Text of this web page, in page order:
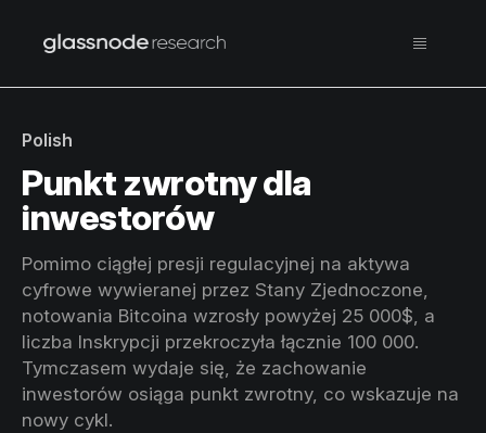
Polish
Punkt zwrotny dla
inwestorów
Pomimo ciągłej presji regulacyjnej na aktywa
cyfrowe wywieranej przez Stany Zjednoczone,
notowania Bitcoina wzrosły powyżej 25 000$, a
liczba Inskrypcji przekroczyła łącznie 100 000.
Tymczasem wydaje się, że zachowanie
inwestorów osiąga punkt zwrotny, co wskazuje na
nowy cykl.